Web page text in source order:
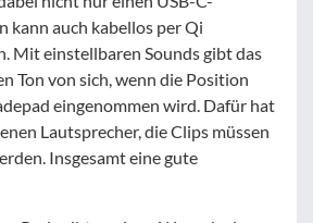
kann auch kabellos per Qi
Mit einstellbaren Sounds gibt das
Ton von sich, wenn die Position
eingenommen wird. Dafür hat
Lautsprecher, die Clips müssen
Insgesamt eine gute